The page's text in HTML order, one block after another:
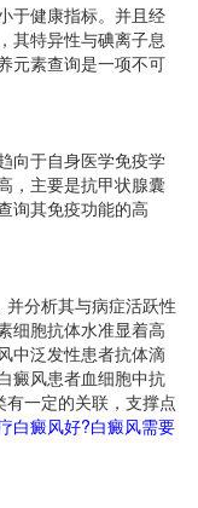
健康指标。并且经
其特异性与碘离子息
元素查询是一项不可
于自身医学免疫学
，主要是抗甲状腺囊
询其免疫功能的高
分析其与病症活跃性
细胞抗体水准显着高
中泛发性患者抗体滴
癜风患者血细胞中抗
一定的关联，支撑点
白癜风好?白癜风需要